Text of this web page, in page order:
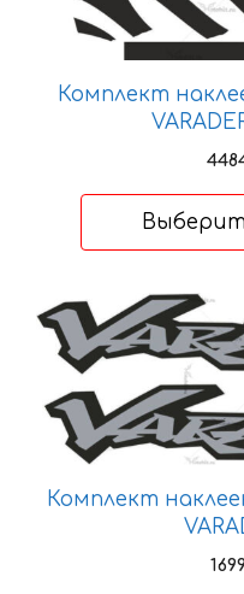
Комплект
Опции
можно
на
Комплект
1699
Этот
товар
имеет
несколько
вариаций.
Опции
можно